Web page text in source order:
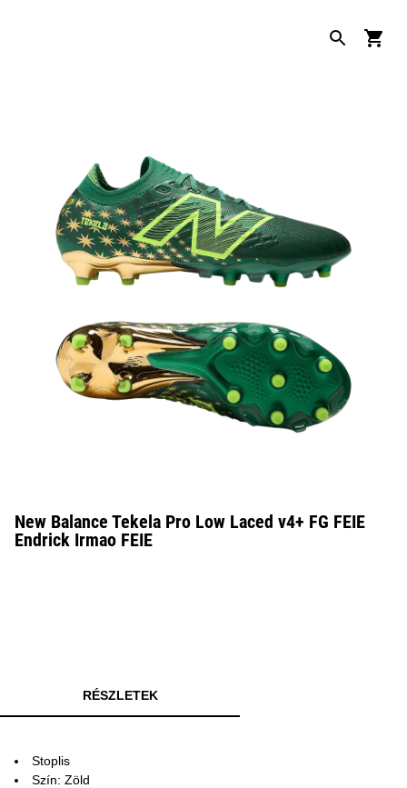
New Balance Tekela Pro Low Laced v4+ FG FEIE
Endrick Irmao FEIE
RÉSZLETEK
Stoplis
Szín: Zöld